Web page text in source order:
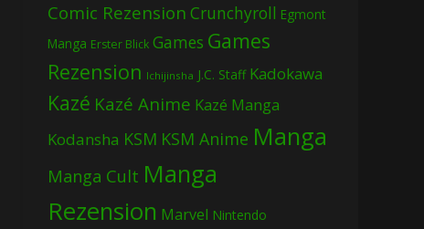
Comic Rezension Crunchyroll Egmont
Manga Erster Blick Games Games
Rezension Ichijinsha J.C. Staff Kadokawa
Kazé Kazé Anime Kazé Manga
Kodansha KSM KSM Anime Manga
Manga Cult Manga
Rezension Marvel Nintendo